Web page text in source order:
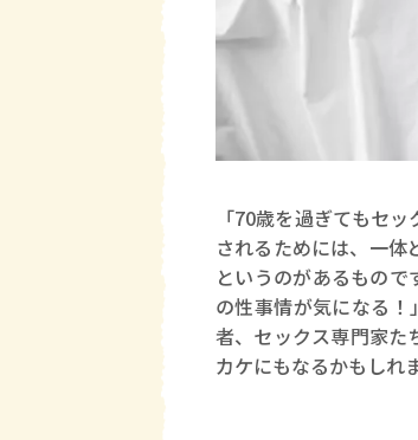
「70歳を過ぎてもセ
されるためには、一
というのがあるもの
の性事情が気になる
者、セックス専門家た
カケにもなるかもしれ